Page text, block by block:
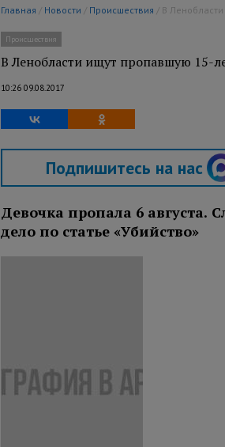
Главная / Новости / Происшествия / В
Происшествия
В Ленобласти ищут пропавшую 15-
10:26 09.08.2017
Подпишитесь на нас
Девочка пропала 6 августа.
дело по статье «Убийство»